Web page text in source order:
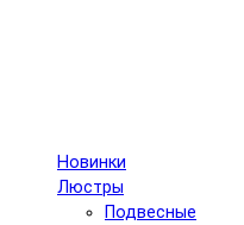
Новинки
Люстры
Подвесные